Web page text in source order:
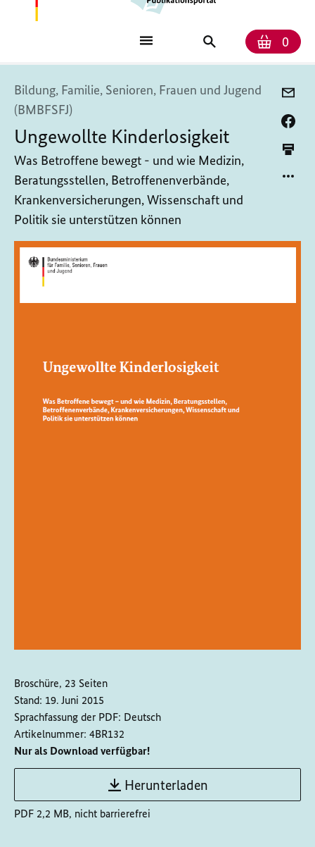
0
Bildung, Familie, Senioren, Frauen und Jugend
(BMBFSFJ)
Ungewollte Kinderlosigkeit
Was Betroffene bewegt - und wie Medizin,
Beratungsstellen, Betroffenenverbände,
Krankenversicherungen, Wissenschaft und
Politik sie unterstützen können
Broschüre, 23 Seiten
Stand: 19. Juni 2015
Sprachfassung der PDF: Deutsch
Artikelnummer: 4BR132
Nur als Download verfügbar!
Herunterladen
PDF 2,2 MB, nicht barrierefrei